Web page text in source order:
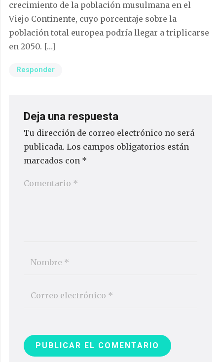
crecimiento de la población musulmana en el
Viejo Continente, cuyo porcentaje sobre la
población total europea podría llegar a triplicarse
en 2050. […]
Responder
Deja una respuesta
Tu dirección de correo electrónico no será
publicada. Los campos obligatorios están
marcados con *
PUBLICAR EL COMENTARIO